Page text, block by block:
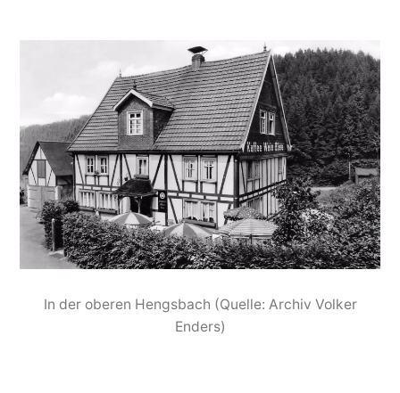
In der oberen Hengsbach (Quelle: Archiv Volker
Enders)